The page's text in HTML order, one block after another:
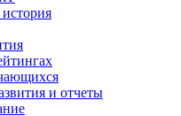
и отчеты